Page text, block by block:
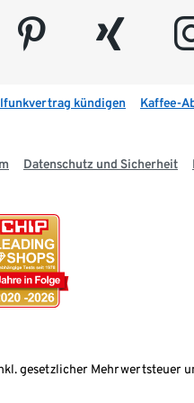
pinterest xing
kündigen Kaffee-
Datenschutz und Sicherheit
gesetzlicher Mehrwertsteuer